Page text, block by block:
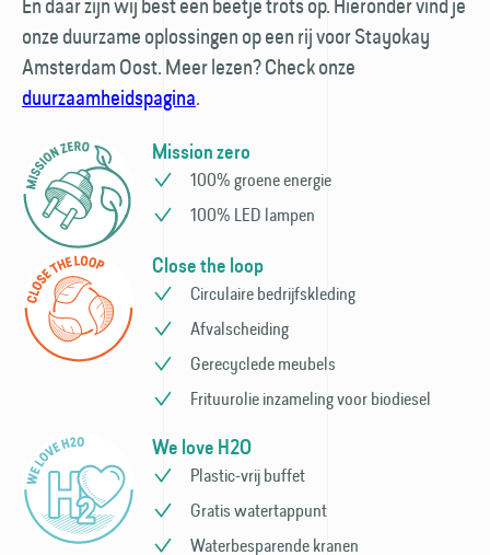
En daar zijn wij best een beetje trots op. Hieronder vind je
onze duurzame oplossingen op een rij voor Stayokay
Amsterdam Oost. Meer lezen? Check onze
duurzaamheidspagina.
Mission zero
100% groene energie
100% LED lampen
Close the loop
Circulaire bedrijfs­kleding
Afvalscheiding
Gerecyclede meubels
Frituurolie inzameling voor bio­diesel
We love H2O
Plastic-vrij buffet
Gratis watertappunt
Waterbesparende kranen